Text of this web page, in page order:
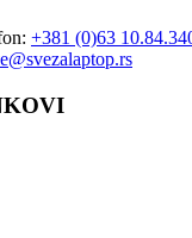
+381 (0)63